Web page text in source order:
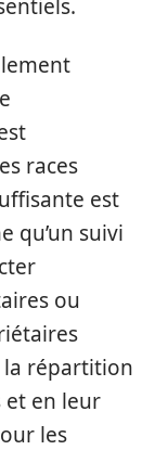
races
est
qu’un suivi
ou
répartition
et en leur
les